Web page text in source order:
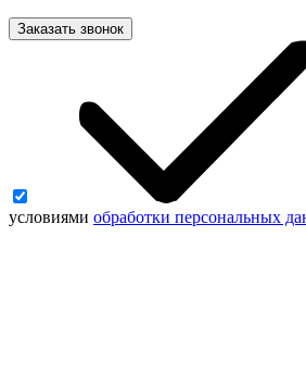
Заказать звонок
условиями обработки персональных